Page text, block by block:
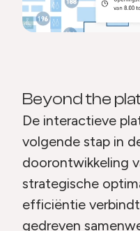
Beyond the
De interactieve
volgende stap in
doorontwikkeling
strategische
efficiëntie
gedreven